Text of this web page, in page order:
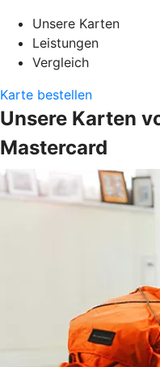
Unsere Karten
Leistungen
Vergleich
Karte bestellen
Unsere Karten
Mastercard